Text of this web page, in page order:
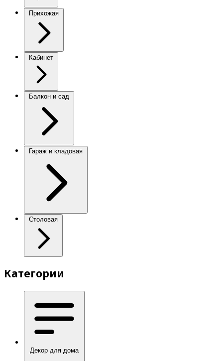
Прихожая
Кабинет
Балкон и сад
Гараж и кладовая
Столовая
Категории
Декор для дома